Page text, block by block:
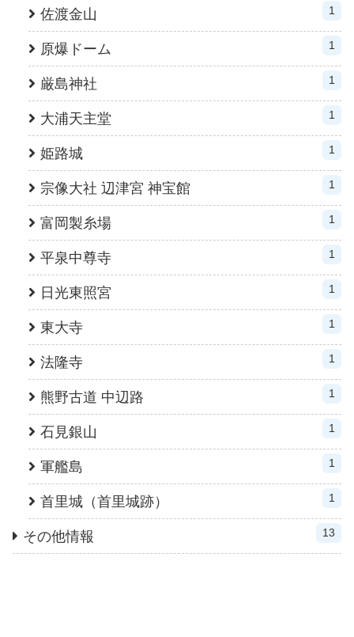
佐渡金山 1
原爆ドーム 1
厳島神社 1
大浦天主堂 1
姫路城 1
宗像大社 辺津宮 神宝館 1
富岡製糸場 1
平泉中尊寺 1
日光東照宮 1
東大寺 1
法隆寺 1
熊野古道 中辺路 1
石見銀山 1
軍艦島 1
首里城（首里城跡） 1
その他情報 13